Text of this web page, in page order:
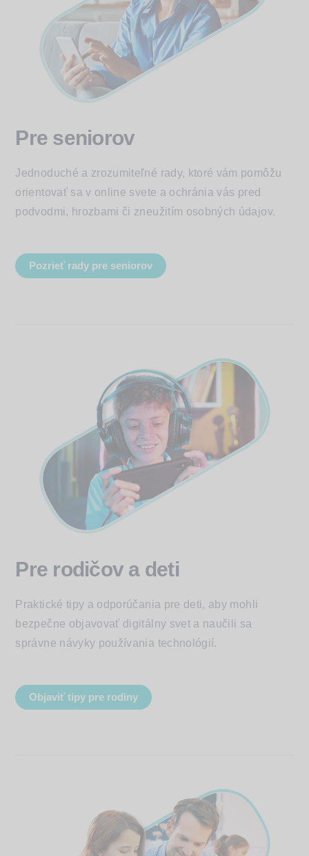
Pre seniorov
Jednoduché a zrozumiteľné rady, ktoré vám pomôžu
orientovať sa v online svete a ochránia vás pred
podvodmi, hrozbami či zneužitím osobných údajov.
Pozrieť rady pre seniorov
Pre rodičov a deti
Praktické tipy a odporúčania pre deti, aby mohli
bezpečne objavovať digitálny svet a naučili sa
správne návyky používania technológií.
Objaviť tipy pre rodiny